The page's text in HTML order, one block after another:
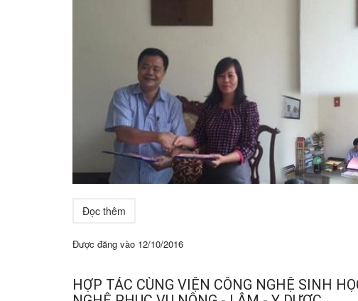
Đọc thêm
Được đăng vào 12/10/2016
HỢP TÁC CÙNG VIỆN CÔNG NGHỆ SINH